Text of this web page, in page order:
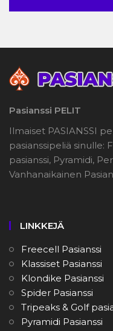
Pasianssi PELIT
Ilmaiset PASIANSSI
pasianssipeliä sinulle:
pasianssi, Pyramidi,
Vanhanaikainen
LINKKEJÄ
Freecell Pasianssi
Klassiset Pasianssi
Klondike Pasianssi
Spider Pasianssi
Tripeaks & Golf
Pyramidi Pasianssi